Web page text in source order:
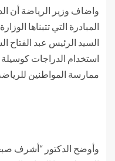
واضاف وزير الرياضة أن
المبادرة التي تتبناها
السيد الرئيس عبد الفتاح
استخدام الدراجات كوسيلة
ممارسة المواطنين
وأوضح الدكتور “أشرف